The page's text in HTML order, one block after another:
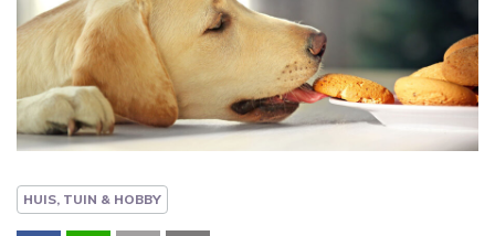
HUIS, TUIN & HOBBY